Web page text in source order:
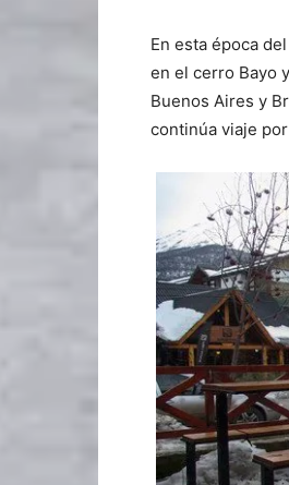
En esta época
en el cerro Bayo
Buenos Aires y
continúa viaje